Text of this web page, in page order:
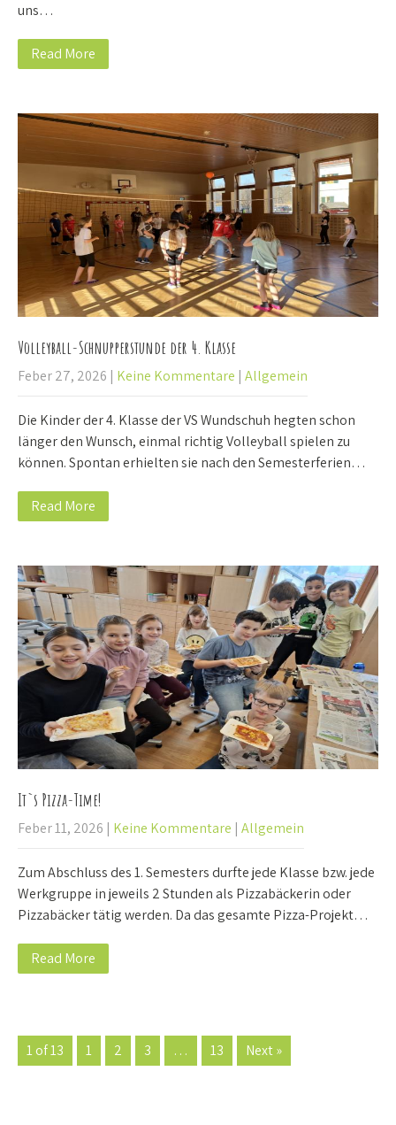
uns…
Read More
Volleyball-Schnupperstunde der 4. Klasse
Feber 27, 2026 | Keine Kommentare | Allgemein
Die Kinder der 4. Klasse der VS Wundschuh hegten schon
länger den Wunsch, einmal richtig Volleyball spielen zu
können. Spontan erhielten sie nach den Semesterferien…
Read More
It`s Pizza-Time!
Feber 11, 2026 | Keine Kommentare | Allgemein
Zum Abschluss des 1. Semesters durfte jede Klasse bzw. jede
Werkgruppe in jeweils 2 Stunden als Pizzabäckerin oder
Pizzabäcker tätig werden. Da das gesamte Pizza-Projekt…
Read More
1 of 13 1 2 3 … 13 Next »